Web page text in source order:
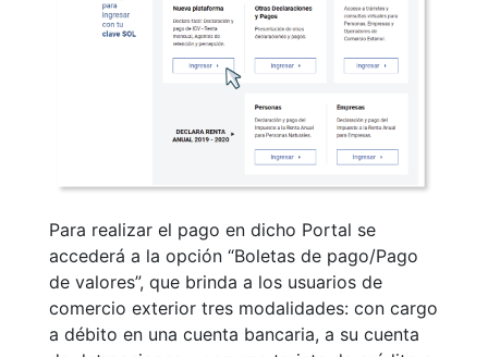
Para realizar el pago en dicho Portal se
accederá a la opción “Boletas de pago/Pago
de valores”, que brinda a los usuarios de
comercio exterior tres modalidades: con cargo
a débito en una cuenta bancaria, a su cuenta